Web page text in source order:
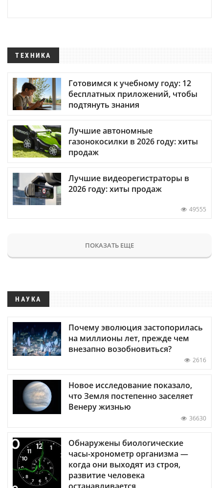
ТЕХНИКА
Готовимся к учебному году: 12
бесплатных приложений, чтобы
подтянуть знания
Лучшие автономные
газонокосилки в 2026 году: хиты
продаж
Лучшие видеорегистраторы в
2026 году: хиты продаж
49555
ПОКАЗАТЬ ЕЩЕ
НАУКА
Почему эволюция застопорилась
на миллионы лет, прежде чем
внезапно возобновиться?
2616
Новое исследование показало,
что Земля постепенно заселяет
Венеру жизнью
36630
Обнаружены биологические
часы-хронометр организма —
когда они выходят из строя,
развитие человека